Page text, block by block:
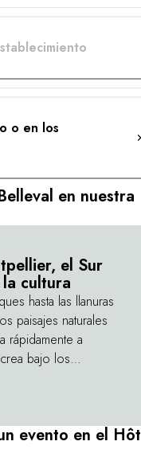
o en los
en nuestra
©
el Sur
cultura
hasta las llanuras
paisajes naturales
rápidamente a
bajo los
presenta con
la fotografía o el
evento en el